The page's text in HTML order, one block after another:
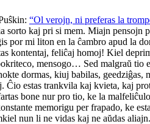
“Ol verojn, ni preferas la
sorto kaj pri si mem. Miajn pensojn
por mi liton en la ĉambro apud la
kontentaj, feliĉaj homoj! Kiel
mensogo… Sed malgraŭ
dormas, kiuj babilas,
Ĉio estas trankvila kaj kvieta, kaj
bone nur pro tio, ke la
memorigu per frapado, ke
nun li ne vidas kaj ne aŭdas